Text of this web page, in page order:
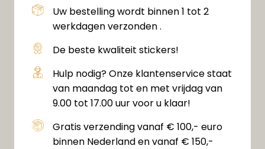
Uw bestelling wordt binnen 1 tot 2
werkdagen verzonden .
De beste kwaliteit stickers!
Hulp nodig? Onze klantenservice staat
van maandag tot en met vrijdag van
9.00 tot 17.00 uur voor u klaar!
Gratis verzending vanaf € 100,- euro
binnen Nederland en vanaf € 150,-